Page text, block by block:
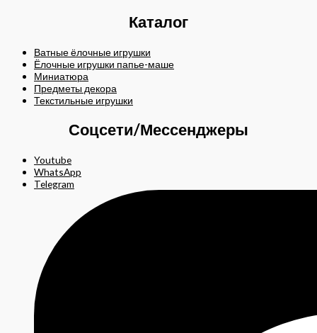
Каталог
Ватные ёлочные игрушки
Ёлочные игрушки папье-маше
Миниатюра
Предметы декора
Текстильные игрушки
Соцсети/Мессенджеры
Youtube
WhatsApp
Telegram